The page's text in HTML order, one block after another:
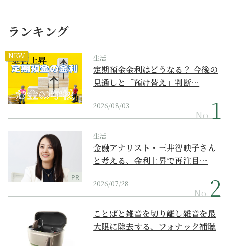
ランキング
NEW 生活
定期預金金利はどうなる？ 今後の
見通しと「預け替え」判断…
2026/08/03
No.
PR
生活
金融アナリスト・三井智映子さん
と考える、金利上昇で再注目…
2026/07/28
No.
ことばと雑音を切り離し雑音を最
大限に除去する、フォナック補聴